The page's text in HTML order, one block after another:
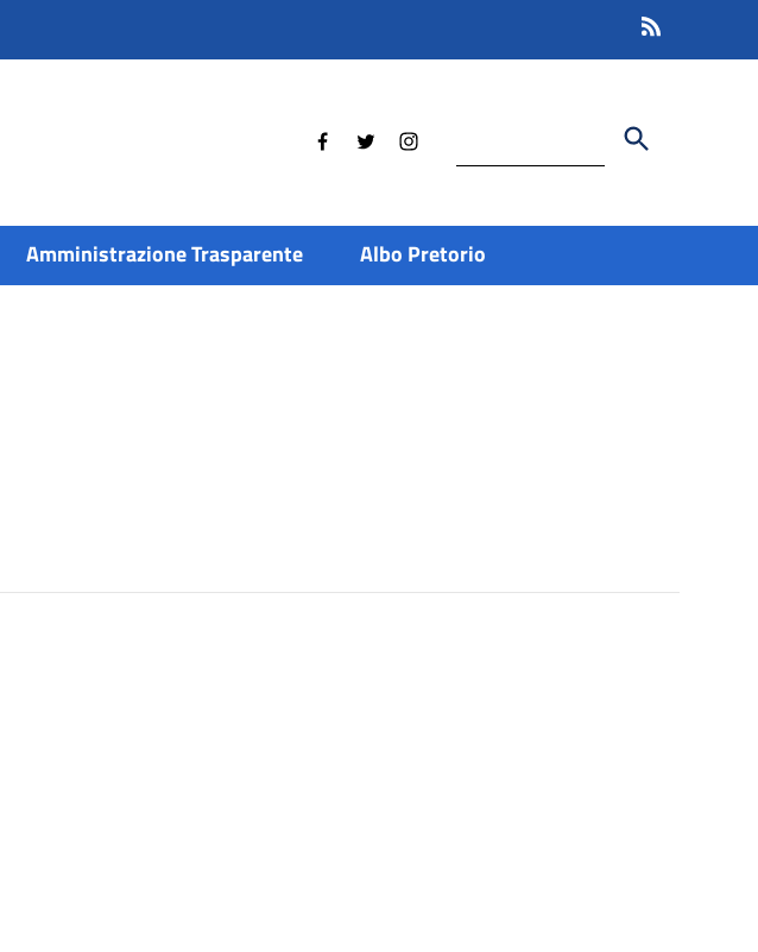
Cerca
Amministrazione Trasparente Albo Pretorio